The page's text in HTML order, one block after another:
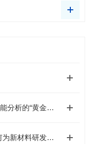
接触角测量仪——光学镜片的表面性能分析的“黄金标准”工具
从“看到”到“测准”：接触角测量仪如何为新材料研发提供可靠数据支撑